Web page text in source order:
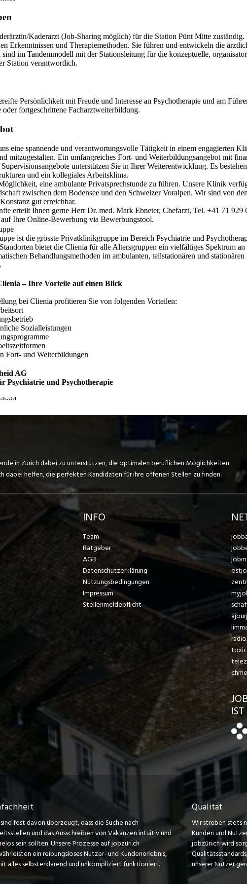
in Zürich dabei zu unterstützen, die optimalen beruflichen Möglichkeiten
dabei helfen, die perfekten Kandidaten für ihre offenen Stellen zu finden.
INFO
Team
Ratgeber
AGB
Datenschutzerklärung
Nutzungsbedingungen
Impressum
Stellenmeldepflicht
fest davon überzeugt, dass die Suche nach
und das Ausschreiben von Vakanzen intuitiv und
sein sollten. Unsere Prozesse auf jobzüri.ch
ein reibungsloses Nutzer- und Kundenerlebnis,
alles selbsterklärend und unkompliziert funktioniert.
Qualität
Wir streben stets
Kunden und
jobzüri.ch wird
unserer Nutzer